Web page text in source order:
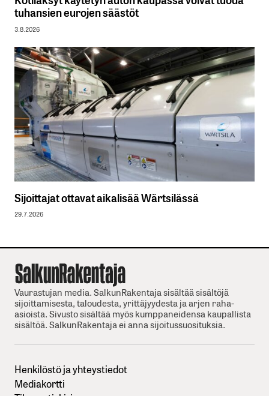
tuhansien eurojen säästöt
3.8.2026
Sijoittajat ottavat aikalisää Wärtsilässä
29.7.2026
Vaurastujan media. SalkunRakentaja sisältää sisältöjä
sijoittamisesta, taloudesta, yrittäjyydesta ja arjen raha-
asioista. Sivusto sisältää myös kumppaneidensa kaupallista
sisältöä. SalkunRakentaja ei anna sijoitussuosituksia.
Henkilöstö ja yhteystiedot
Mediakortti